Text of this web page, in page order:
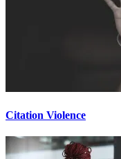
Citation Violence